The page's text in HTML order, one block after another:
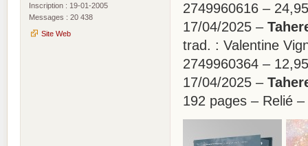
Inscription : 19-01-2005
Messages : 20 438
Site Web
2749960616 –
17/04/2025 –
trad. : Valentine
2749960364 –
17/04/2025 –
192 pages – Relié